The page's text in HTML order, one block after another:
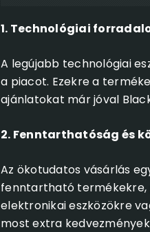
1. Technológiai
A legújabb technológiai
a piacot. Ezekre a
ajánlatokat már jóval
2. Fenntarthatóság és
Az ökotudatos vásárlás
fenntartható termékekre,
elektronikai eszközökre
most extra